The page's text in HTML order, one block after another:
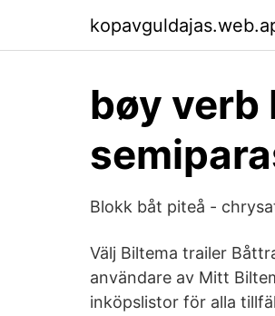
bøy verb
Blokk båt piteå -
Välj Biltema trailer
användare av Mitt
inköpslistor för alla